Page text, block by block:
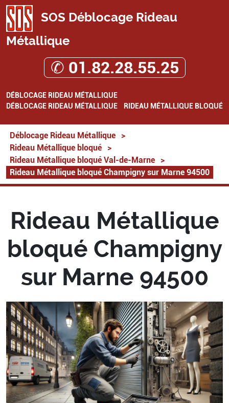
SOS Déblocage Rideau
Métallique
✆ 01.82.28.55.25
DÉBLOCAGE RIDEAU MÉTALLIQUE
DÉBLOCAGE RIDEAU MÉTALLIQUE
RIDEAU MÉTALLIQUE BLOQUÉ
Déblocage Rideau Métallique
>
Rideau Métallique bloqué
>
Rideau Métallique bloqué Val-de-Marne
>
Rideau Métallique bloqué Champigny sur Marne 94500
Rideau Métallique
bloqué Champigny
sur Marne 94500